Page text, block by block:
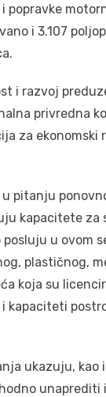
popravke
i 3.107
i razvoj
privredna
za ekonomski
pitanju
kapacitete za
posluju u ovom
plastičnog,
koja su
kapaciteti
ukazuju, kao